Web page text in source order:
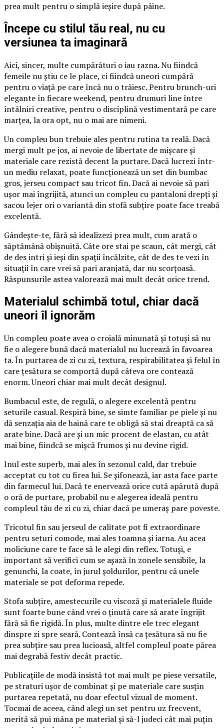
prea mult pentru o simplă ieșire după pâine.
Începe cu stilul tău real, nu cu
versiunea ta imaginară
Aici, sincer, multe cumpărături o iau razna. Nu fiindcă
femeile nu știu ce le place, ci fiindcă uneori cumpără
pentru o viață pe care încă nu o trăiesc. Pentru brunch-uri
elegante în fiecare weekend, pentru drumuri line între
întâlniri creative, pentru o disciplină vestimentară pe care
marțea, la ora opt, nu o mai are nimeni.
Un compleu bun trebuie ales pentru rutina ta reală. Dacă
mergi mult pe jos, ai nevoie de libertate de mișcare și
materiale care rezistă decent la purtare. Dacă lucrezi într-
un mediu relaxat, poate funcționează un set din bumbac
gros, jerseu compact sau tricot fin. Dacă ai nevoie să pari
ușor mai îngrijită, atunci un compleu cu pantaloni drepți și
sacou lejer ori o variantă din stofă subțire poate face treabă
excelentă.
Gândește-te, fără să idealizezi prea mult, cum arată o
săptămână obișnuită. Câte ore stai pe scaun, cât mergi, cât
de des intri și ieși din spații încălzite, cât de des te vezi în
situații în care vrei să pari aranjată, dar nu scorțoasă.
Răspunsurile astea valorează mai mult decât orice trend.
Materialul schimbă totul, chiar dacă
uneori îl ignorăm
Un compleu poate avea o croială minunată și totuși să nu
fie o alegere bună dacă materialul nu lucrează în favoarea
ta. În purtarea de zi cu zi, textura, respirabilitatea și felul în
care țesătura se comportă după câteva ore contează
enorm. Uneori chiar mai mult decât designul.
Bumbacul este, de regulă, o alegere excelentă pentru
seturile casual. Respiră bine, se simte familiar pe piele și nu
dă senzația aia de haină care te obligă să stai dreaptă ca să
arate bine. Dacă are și un mic procent de elastan, cu atât
mai bine, fiindcă se mișcă frumos și nu devine rigid.
Inul este superb, mai ales în sezonul cald, dar trebuie
acceptat cu tot cu firea lui. Se șifonează, iar asta face parte
din farmecul lui. Dacă te enervează orice cută apărută după
o oră de purtare, probabil nu e alegerea ideală pentru
compleul tău de zi cu zi, chiar dacă pe umeraș pare poveste.
Tricotul fin sau jerseul de calitate pot fi extraordinare
pentru seturi comode, mai ales toamna și iarna. Au acea
moliciune care te face să le alegi din reflex. Totuși, e
important să verifici cum se așază în zonele sensibile, la
genunchi, la coate, în jurul șoldurilor, pentru că unele
materiale se pot deforma repede.
Stofa subțire, amestecurile cu viscoză și materialele fluide
sunt foarte bune când vrei o ținută care să arate îngrijit
fără să fie rigidă. În plus, multe dintre ele trec elegant
dinspre zi spre seară. Contează însă ca țesătura să nu fie
prea subțire sau prea lucioasă, altfel compleul poate părea
mai degrabă festiv decât practic.
Publicațiile de modă insistă tot mai mult pe piese versatile,
pe straturi ușor de combinat și pe materiale care susțin
purtarea repetată, nu doar efectul vizual de moment.
Tocmai de aceea, când alegi un set pentru uz frecvent,
merită să pui mâna pe material și să-l judeci cât mai puțin